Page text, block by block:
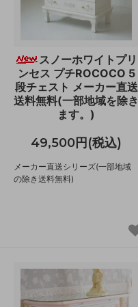
スノーホワイトプリ
ンセス プチROCOCO 5
段チェスト メーカー直送
送料無料(一部地域を除き
ます。)
49,500円(税込)
メーカー直送シリーズ(一部地域
の除き送料無料)